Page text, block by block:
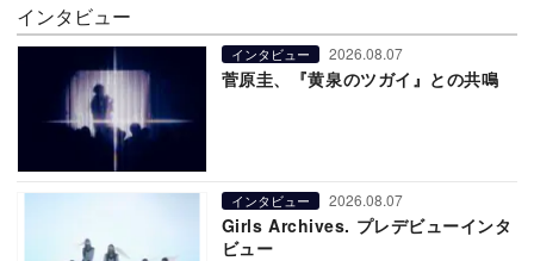
インタビュー
インタビュー 2026.08.07
菅原圭、『黄泉のツガイ』との共鳴
インタビュー 2026.08.07
Girls Archives. プレデビューインタ
ビュー